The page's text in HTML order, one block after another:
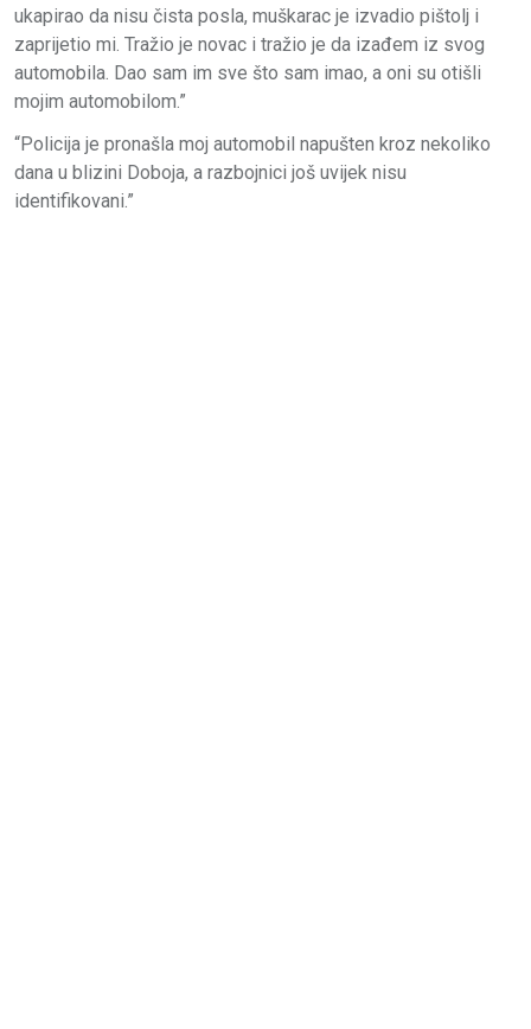
ukapirao da nisu čista posla, muškarac je izvadio pištolj i
zaprijetio mi. Tražio je novac i tražio je da izađem iz svog
automobila. Dao sam im sve što sam imao, a oni su otišli
mojim automobilom.”
“Policija je pronašla moj automobil napušten kroz nekoliko
dana u blizini Doboja, a razbojnici još uvijek nisu
identifikovani.”